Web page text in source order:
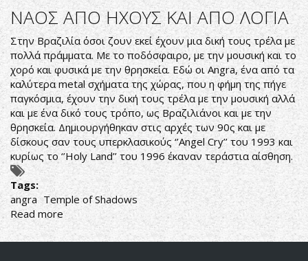
ΝΑΟΣ ΑΠΟ ΗΧΟΥΣ ΚΑΙ ΑΠΟ ΛΟΓΙΑ
Στην Βραζιλία όσοι ζουν εκεί έχουν μια δική τους τρέλα με
πολλά πράμματα. Με το ποδόσφαιρο, με την μουσική και το
χορό και φυσικά με την θρησκεία. Εδώ οι Angra, ένα από τα
καλύτερα metal σχήματα της χώρας, που η φήμη της πήγε
παγκόσμια, έχουν την δική τους τρέλα με την μουσική αλλά
και με ένα δικό τους τρόπο, ως Βραζιλιάνοι και με την
θρησκεία. Δημιουργήθηκαν στις αρχές των 90ς και με
δίσκους σαν τους υπερκλασικούς ‘’Angel Cry’’ του 1993 και
κυρίως το ‘’Holy Land’’ του 1996 έκαναν τεράστια αίσθηση.
Tags:
angra Temple of Shadows
Read more about
ΝΑΟΣ
ΑΠΟ